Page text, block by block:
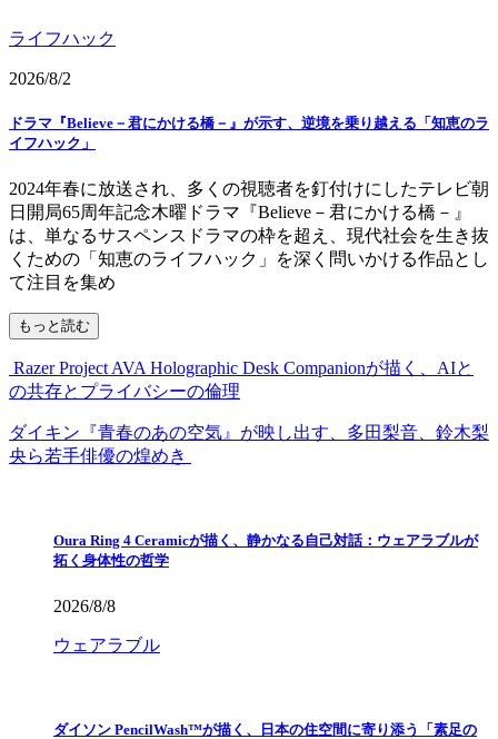
ライフハック
2026/8/2
ドラマ『Believe－君にかける橋－』が示す、逆境を乗り越える「知恵のラ
イフハック」
2024年春に放送され、多くの視聴者を釘付けにしたテレビ朝
日開局65周年記念木曜ドラマ『Believe－君にかける橋－』
は、単なるサスペンスドラマの枠を超え、現代社会を生き抜
くための「知恵のライフハック」を深く問いかける作品とし
て注目を集め
もっと読む
Razer Project AVA Holographic Desk Companionが描く、AIと
の共存とプライバシーの倫理
ダイキン『青春のあの空気』が映し出す、多田梨音、鈴木梨
央ら若手俳優の煌めき
Oura Ring 4 Ceramicが描く、静かなる自己対話：ウェアラブルが
拓く身体性の哲学
2026/8/8
ウェアラブル
ダイソン PencilWash™が描く、日本の住空間に寄り添う「素足の